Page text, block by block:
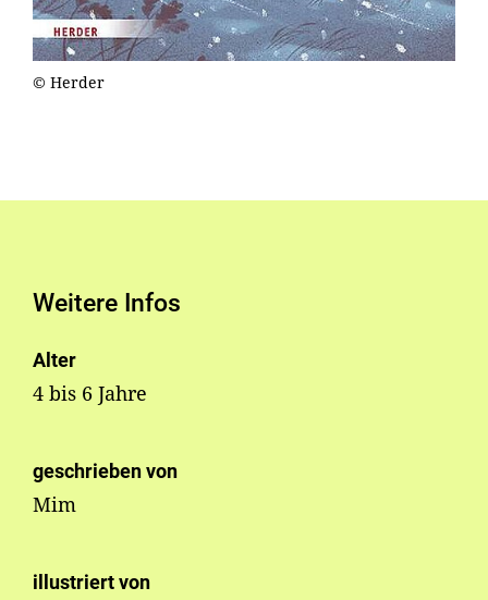
© Herder
Weitere Infos
Alter
4 bis 6 Jahre
geschrieben von
Mim
illustriert von